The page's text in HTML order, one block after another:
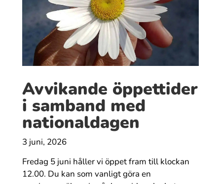
Avvikande öppettider
i samband med
nationaldagen
3 juni, 2026
Fredag 5 juni håller vi öppet fram till klockan
12.00. Du kan som vanligt göra en